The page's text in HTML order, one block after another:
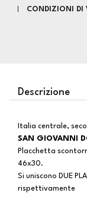
CONDIZIONI DI
Descrizione
Italia centrale,
SAN GIOVANNI
Placchetta
46x30.
Si uniscono DUE
rispettivamente